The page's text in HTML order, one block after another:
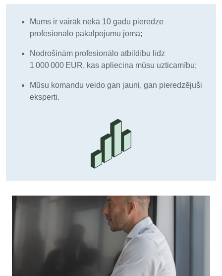
Mums ir vairāk nekā 10 gadu pieredze
profesionālo pakalpojumu jomā;
Nodrošinām profesionālo atbildību līdz
1 000 000 EUR, kas apliecina mūsu uzticamību;
Mūsu komandu veido gan jauni, gan pieredzējuši
eksperti.